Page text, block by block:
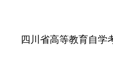
四川省高等教育自学